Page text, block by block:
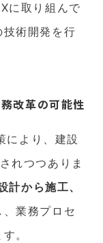
に取り組んで
術開発を行
改革の可能性
により、建設
れつつありま
から施工、
、業務プロセ
。